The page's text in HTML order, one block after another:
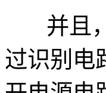
并且，
过识别电